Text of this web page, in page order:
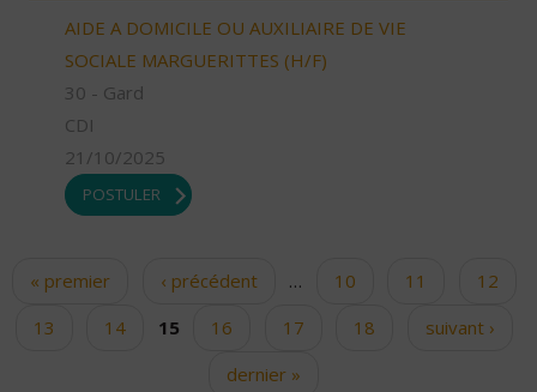
AIDE A DOMICILE OU AUXILIAIRE DE VIE
SOCIALE MARGUERITTES (H/F)
30 - Gard
CDI
21/10/2025
POSTULER
Pages
« premier ‹ précédent … 10 11
12
13
14 15 16 17 18
suivant ›
dernier »